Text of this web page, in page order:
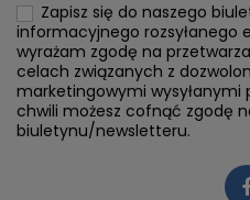
Zapisz się do naszego
informacyjnego rozsyłanego
wyrażam zgodę na
celach związanych z
marketingowymi wysyłanymi
chwili możesz cofnąć zgodę
biuletynu/newsletteru.